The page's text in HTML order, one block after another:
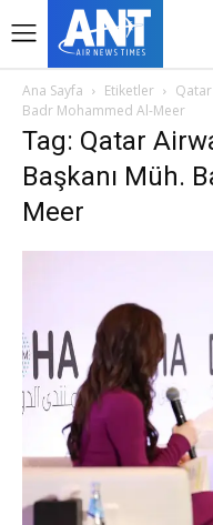
Ana Sayfa Etiketler
Badr Mohammed Al-Meer
Tag: Qatar
Başkanı Müh.
Meer